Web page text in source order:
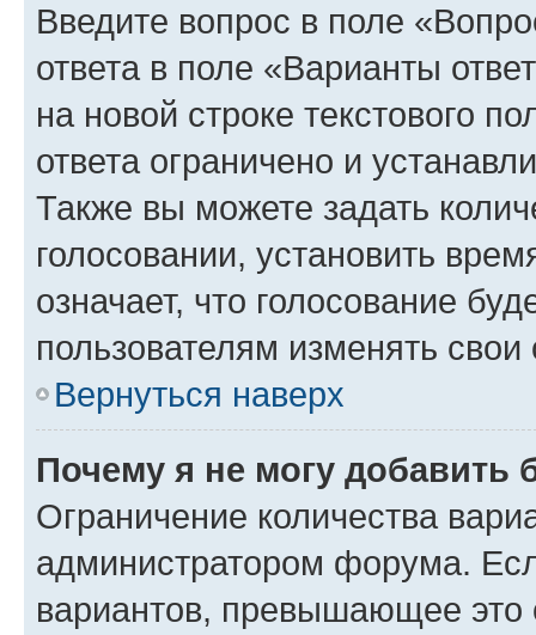
Введите вопрос в поле
ответа в поле «Варианты
на новой строке текстового
ответа ограничено и
Также вы можете задать
голосовании, установить
означает, что голосование
пользователям изменять свои
Вернуться наверх
Почему я не могу добавить
Ограничение количества
администратором форума.
вариантов, превышающее это